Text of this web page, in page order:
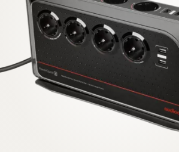
Accessoires
INSPIRATIE
MERKEN
NIEUW